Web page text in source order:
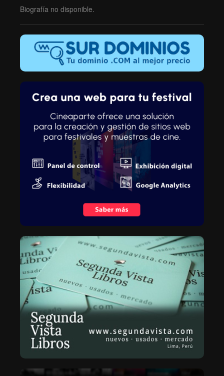
Biografía no disponible.